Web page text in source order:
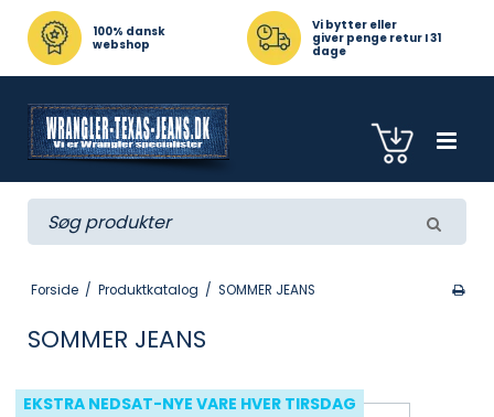
100% dansk
webshop
Vi bytter eller
giver penge retur I 31
dage
Forside / Produktkatalog / SOMMER JEANS
SOMMER JEANS
EKSTRA NEDSAT-NYE VARE HVER TIRSDAG